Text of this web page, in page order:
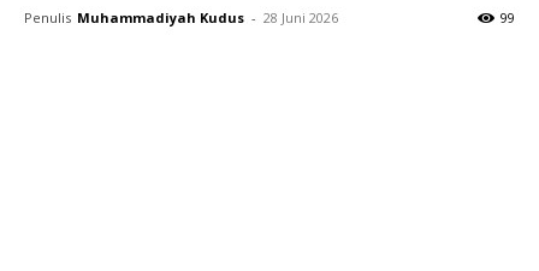
Penulis Muhammadiyah Kudus - 28 Juni 2026 99